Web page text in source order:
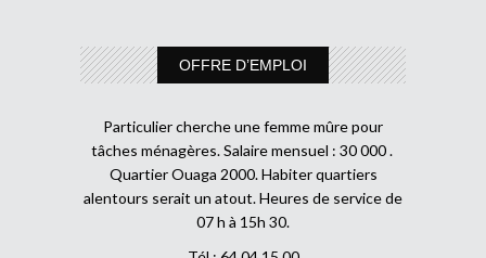
OFFRE D’EMPLOI
Particulier cherche une femme mûre pour
tâches ménagères. Salaire mensuel : 30 000 .
Quartier Ouaga 2000. Habiter quartiers
alentours serait un atout. Heures de service de
07 h à 15h 30.